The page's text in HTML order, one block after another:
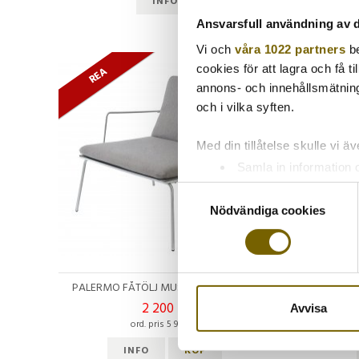
Ansvarsfull användning av
Vi och våra 1022 partners
cookies för att lagra och få
annons- och
och i vilka syften.
Med din tillåtelse skulle vi
Samla in information
Identifiera din enhet
Ta reda på mer om hur
eller dra tillbaka ditt
sociala medier och
till de sociala medier och
Nödvändiga cookies
Avvisa
REA
PALERMO FÅTÖLJ MUSKOT INKL DYNA
2 200 kr
ord. pris 5 950 kr
INFO
KÖP